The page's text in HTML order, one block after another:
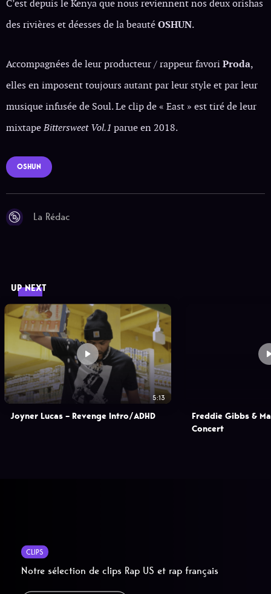
C’est depuis le Kenya que nous reviennent nos deux orishas
des rivières et déesses de la beautéOSHUN.
Accompagnées de leur producteur / rappeur favoriProda,
elles en imposent toujours autant par leur style et par leur
musique infusée de Soul. Le clip de « East » est tiré de leur
mixtapeBittersweet Vol.1 parue en 2018.
OSHUN
La Rédac
UP NEXT
5:13
Joyner Lucas – Revenge Intro/ADHD
Freddie Gibbs &
Concert
CLIPS
Notre sélection de clips Rap US et rap français